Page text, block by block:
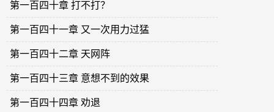
第一百四十章 打不打？
第一百四十一章 又一次用力过猛
第一百四十二章 天网阵
第一百四十三章 意想不到的效果
第一百四十四章 劝退